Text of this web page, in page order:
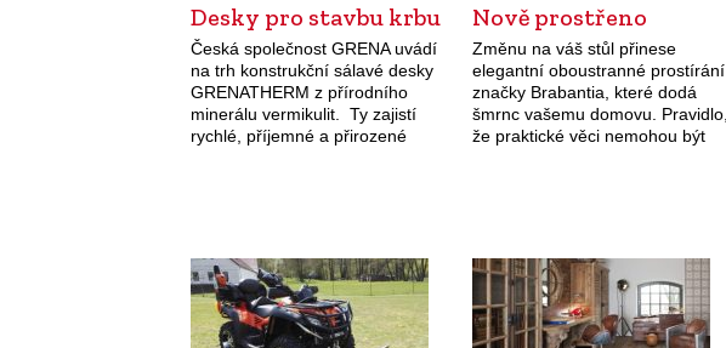
Desky pro stavbu krbu
Česká společnost GRENA uvádí
na trh konstrukční sálavé desky
GRENATHERM z přírodního
minerálu vermikulit. Ty zajistí
rychlé, příjemné a přirozené
Nově prostřeno
Změnu na váš stůl přinese
elegantní oboustranné prostírání
značky Brabantia, které dodá
šmrnc vašemu domovu. Pravidlo,
že praktické věci nemohou být